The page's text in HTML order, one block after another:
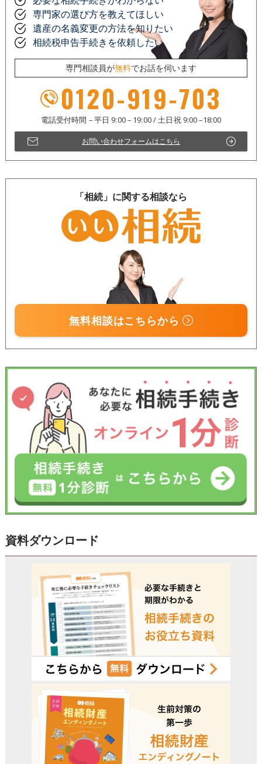
専門家の選び方を教えてほしい
遺産の名義変更の方法を知りたい
相続税申告手続きを依頼したい
専門相談員が無料でお話を伺います
0120-919-703
電話受付時間 – 平日 9:00 – 19:00 / 土日祝 9:00 –18:00
お問い合わせフォームはこちら
「相続」に関する相談なら
無料相談はこちらから
資料ダウンロード